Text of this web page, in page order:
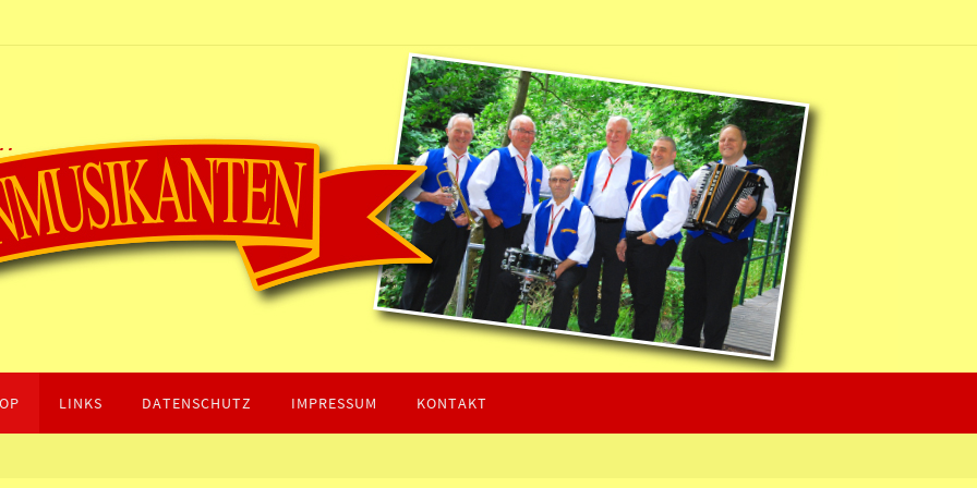
LINKS DATENSCHUTZ IMPRESSUM KONTAKT